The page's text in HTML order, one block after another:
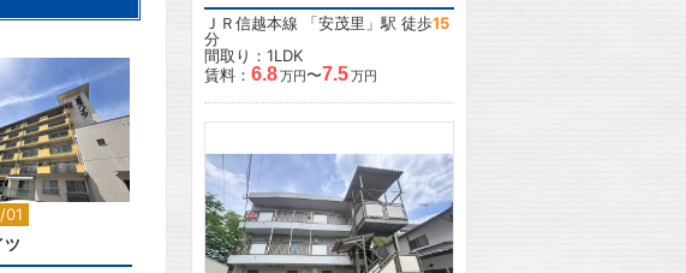
01
2
ツ
ＪＲ信越本線 「安茂里 」駅 徒歩15
分
間取り：1LDK
賃料： 6.8万円〜7.5万円
2